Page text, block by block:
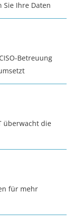
Sie Ihre Daten
Betreuung
überwacht die
für mehr